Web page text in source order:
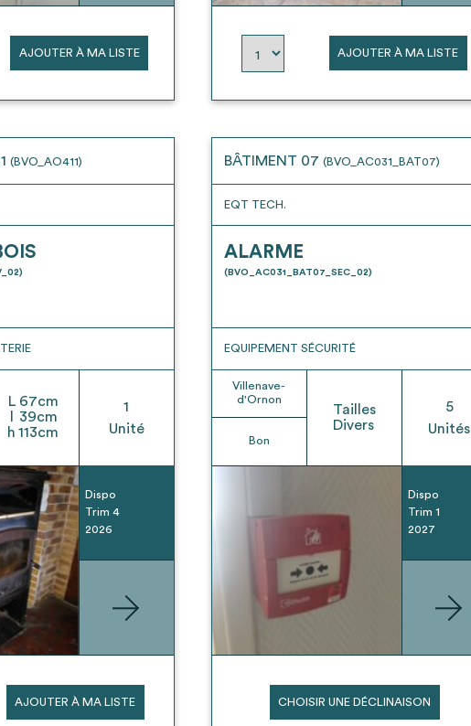
AJOUTER À MA LISTE AJOUTER À MA LISTE
(BVO_AO411)
L 67cm
39cm
h 113cm
1
Unité
Dispo
Trim 4
2026
AJOUTER À MA LISTE
BÂTIMENT 07 (BVO_AC031_BAT07)
EQT TECH.
ALARME
(BVO_AC031_BAT07_SEC_02)
EQUIPEMENT SÉCURITÉ
Villenave-
d'Ornon
Bon
Tailles
Divers
5
Unités
Dispo
Trim 1
2027
CHOISIR UNE DÉCLINAISON